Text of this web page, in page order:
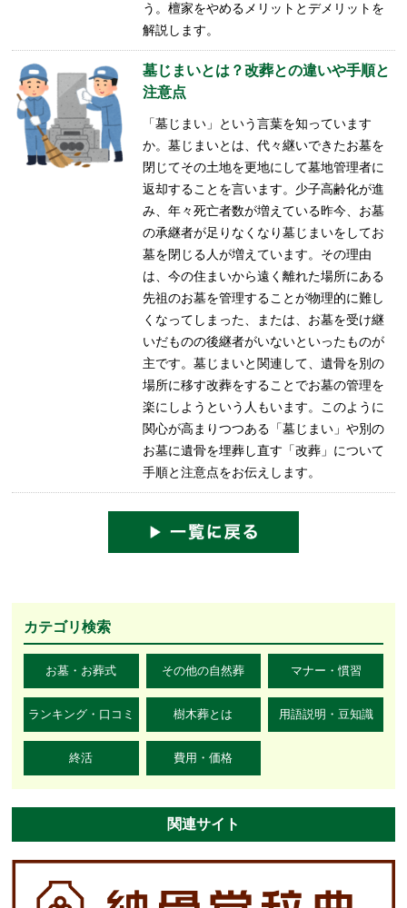
う。檀家をやめるメリットとデメリットを
解説します。
墓じまいとは？改葬との違いや手順と
注意点
「墓じまい」という言葉を知っています
か。墓じまいとは、代々継いできたお墓を
閉じてその土地を更地にして墓地管理者に
返却することを言います。少子高齢化が進
み、年々死亡者数が増えている昨今、お墓
の承継者が足りなくなり墓じまいをしてお
墓を閉じる人が増えています。その理由
は、今の住まいから遠く離れた場所にある
先祖のお墓を管理することが物理的に難し
くなってしまった、または、お墓を受け継
いだものの後継者がいないといったものが
主です。墓じまいと関連して、遺骨を別の
場所に移す改葬をすることでお墓の管理を
楽にしようという人もいます。このように
関心が高まりつつある「墓じまい」や別の
お墓に遺骨を埋葬し直す「改葬」について
手順と注意点をお伝えします。
カテゴリ検索
お墓・お葬式 その他の自然葬 マナー・慣習
ランキング・口コミ 樹木葬とは 用語説明・豆知識
終活 費用・価格
関連サイト